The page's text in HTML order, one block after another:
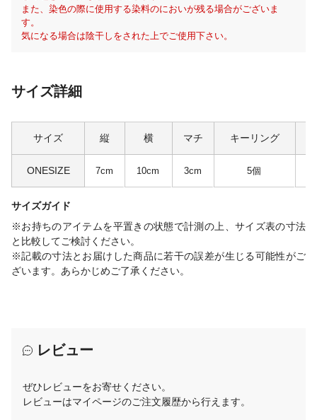
また、染色の際に使用する染料のにおいが残る場合がございま
す。
気になる場合は陰干しをされた上でご使用下さい。
サイズ詳細
サイズ 縦 横 マチ キーリング
ONESIZE 7cm 10cm 3cm 5個
サイズガイド
※お持ちのアイテムを平置きの状態で計測の上、サイズ表の寸法
と比較してご検討ください。
※記載の寸法とお届けした商品に若干の誤差が生じる可能性がご
ざいます。あらかじめご了承ください。
レビュー
ぜひレビューをお寄せください。
レビューはマイページのご注文履歴から行えます。